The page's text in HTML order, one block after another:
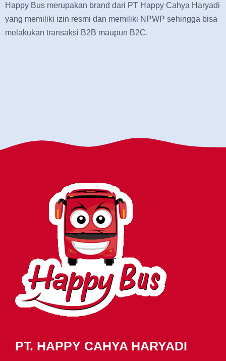
Happy Bus merupakan brand dari PT Happy Cahya Haryadi
yang memiliki izin resmi dan memiliki NPWP sehingga bisa
melakukan transaksi B2B maupun B2C.
PT. HAPPY CAHYA HARYADI